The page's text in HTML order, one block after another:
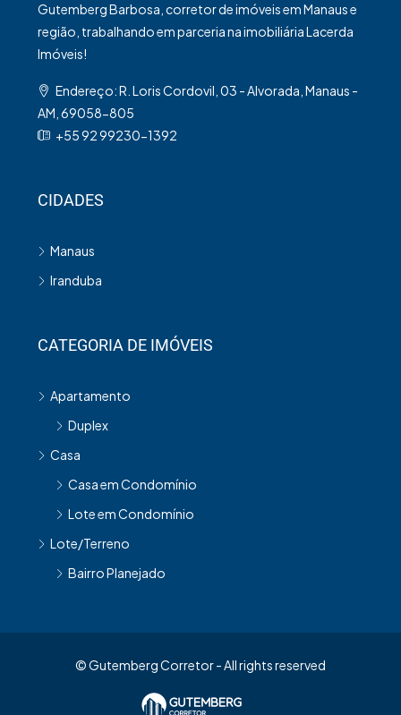
Gutemberg Barbosa, corretor de imóveis em Manaus e
região, trabalhando em parceria na imobiliária Lacerda
Imóveis!
Endereço: R. Loris Cordovil, 03 - Alvorada, Manaus -
AM, 69058-805
+55 92 99230-1392
CIDADES
Manaus
Iranduba
CATEGORIA DE IMÓVEIS
Apartamento
Duplex
Casa
Casa em Condomínio
Lote em Condomínio
Lote/Terreno
Bairro Planejado
© Gutemberg Corretor - All rights reserved